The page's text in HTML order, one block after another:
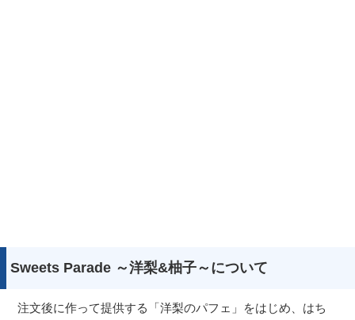
Sweets Parade ～洋梨&柚子～について
注文後に作って提供する「洋梨のパフェ」をはじめ、はち